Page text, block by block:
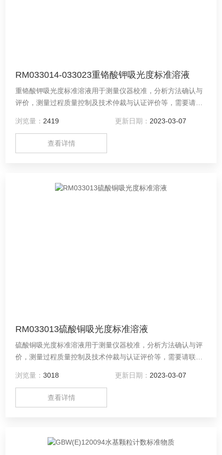
RM033014-033023重铬酸钾吸光度标准溶液
重铬酸钾吸光度标准溶液用于测量仪器校准，分析方法确认与
评价，测量过程质量控制及技术仲裁与认证评价等，需要请联
浏览量： 2419 更新日期： 2023-03-07
查看详情
RM033013硫酸铜吸光度标准溶液
硫酸铜吸光度标准溶液用于测量仪器校准，分析方法确认与评
价，测量过程质量控制及技术仲裁与认证评价等，需要请联系
浏览量：3018 更新日期： 2023-03-07
查看详情